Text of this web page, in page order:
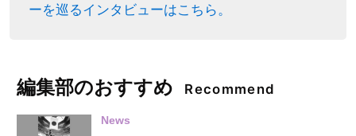
ーを巡るインタビューはこちら。
編集部のおすすめ Recommend
News